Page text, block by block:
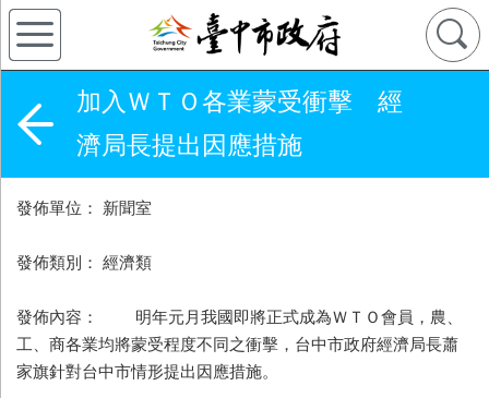
加入ＷＴＯ各業蒙受衝擊 經
濟局長提出因應措施
發佈單位： 新聞室
發佈類別： 經濟類
發佈內容： 明年元月我國即將正式成為ＷＴＯ會員，農、
工、商各業均將蒙受程度不同之衝擊，台中市政府經濟局長蕭
家旗針對台中市情形提出因應措施。